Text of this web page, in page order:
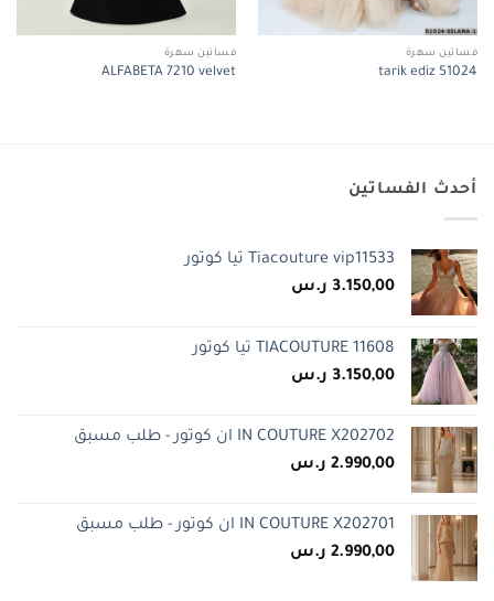
فساتين سهرة
tarik ediz 51024
فساتين سهرة
ALFABETA 7210 velvet
أحدث الفساتين
Tiacouture vip11533 تيا كوتور
3.150,00 ر.س
TIACOUTURE 11608 تيا كوتور
3.150,00 ر.س
IN COUTURE X202702 ان كوتور - طلب مسبق
2.990,00 ر.س
IN COUTURE X202701 ان كوتور - طلب مسبق
2.990,00 ر.س